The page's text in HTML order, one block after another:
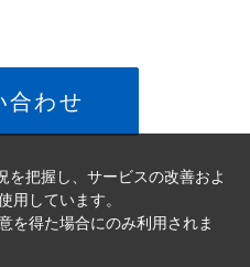
合わせ
を把握し、サービスの改善およ
用しています。
を得た場合にのみ利用されま